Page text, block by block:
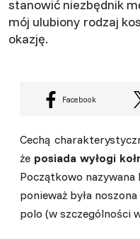
stanowić niezbędnik
mój ulubiony rodzaj
okazję.
Facebook
Cechą
że posiada wyłogi
Początkowo nazywana
ponieważ była
polo (w szczególności